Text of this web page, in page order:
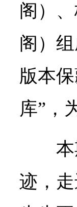
阁）
阁）
版本
库”，
迹，